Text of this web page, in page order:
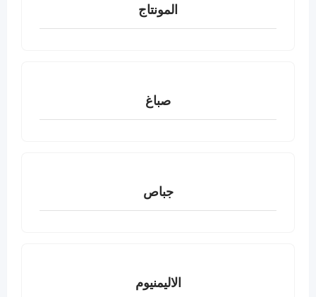
المونتاج
صباغ
جباص
الاليمنيوم